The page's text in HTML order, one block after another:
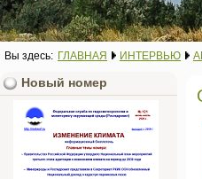
Вы здесь: ГЛАВНАЯ ИНТЕРВЬЮ
Новый номер